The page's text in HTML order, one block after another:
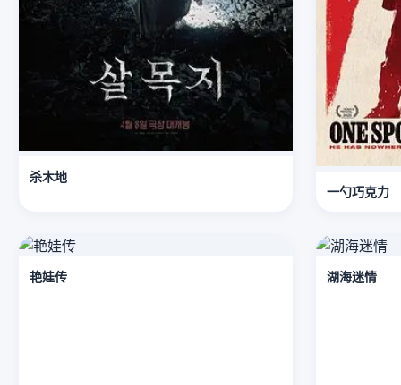
杀木地
一勺巧克力
艳娃传 湖海迷情